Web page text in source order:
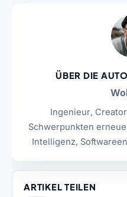
ÜBER DIE
Ingenieur,
Schwerpunkten
Intelligenz,
ARTIKEL TEILEN